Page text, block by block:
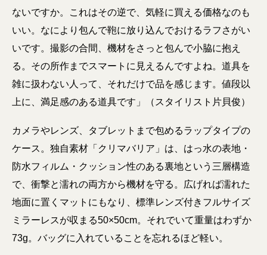
ないですか。これはその逆で、気軽に買える価格なのも
いい。なにより包んで鞄に放り込んでおけるラフさがい
いです。撮影の合間、機材をさっと包んで小脇に抱え
る。その所作までスマートに見えるんですよね。道具を
雑に扱わない人って、それだけで品を感じます。値段以
上に、満足感のある道具です」（スタイリスト片貝俊）
カメラやレンズ、タブレットまで包めるラップタイプの
ケース。独自素材「クリマバリア」は、はっ水の表地・
防水フィルム・クッション性のある裏地という三層構造
で、衝撃と濡れの両方から機材を守る。広げれば濡れた
地面に置くマットにもなり、標準レンズ付きフルサイズ
ミラーレスが収まる50×50cm。それでいて重量はわずか
73g。バッグに入れていることを忘れるほど軽い。